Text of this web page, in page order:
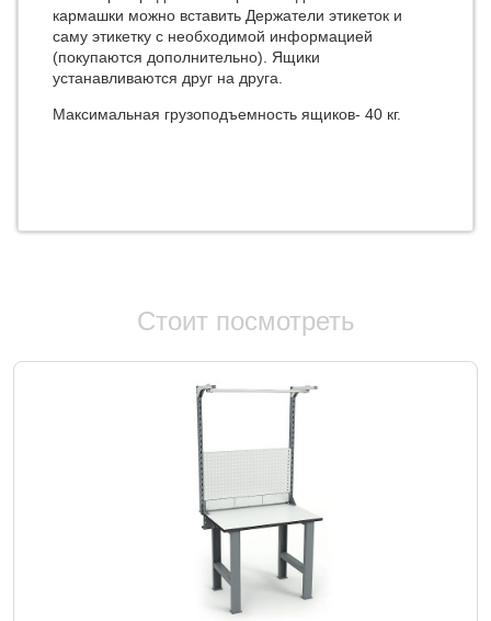
кармашки можно вставить Держатели этикеток и
саму этикетку с необходимой информацией
(покупаются дополнительно). Ящики
устанавливаются друг на друга.
Максимальная грузоподъемность ящиков- 40 кг.
Стоит посмотреть